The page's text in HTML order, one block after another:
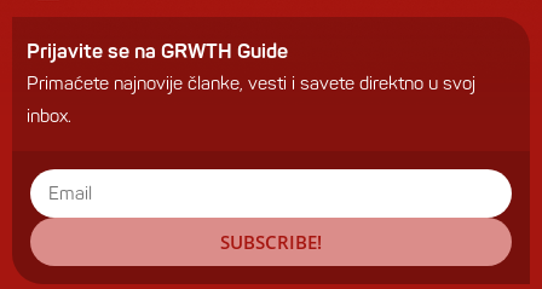
Prijavite se na GRWTH Guide
Primaćete najnovije članke, vesti i savete direktno u svoj
inbox.
SUBSCRIBE!